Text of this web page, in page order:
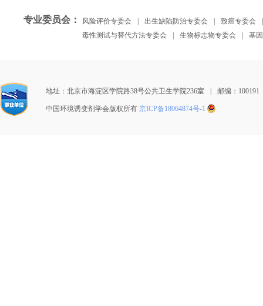
专业委员会 ： 风险评价专委会 | 出生缺陷防治专委会 | 致癌专委会
|
毒性测试与替代方法专委会
| 生物标志物专委会 | 基
地址：北京市海淀区学院路38号公共卫生学院236室 | 邮编：100191
中国环境诱变剂学会版权所有 京ICP备18064874号-1